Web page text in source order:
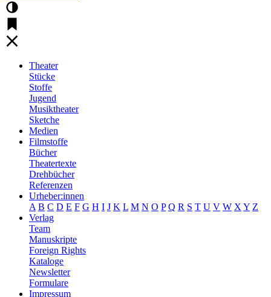
Theater
Stücke
Stoffe
Jugend
Musiktheater
Sketche
Medien
Filmstoffe
Bücher
Theatertexte
Drehbücher
Referenzen
Urheber:innen
A B C D E F G H I J K L M N O P Q R S T U V W X Y Z
Verlag
Team
Manuskripte
Foreign Rights
Kataloge
Newsletter
Formulare
Impressum